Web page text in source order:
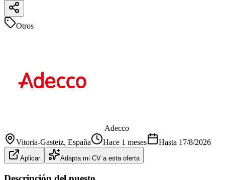
Otros
Adecco
Vitoria-Gasteiz, España Hace 1 meses Hasta 17/8/2026
Aplicar Adapta mi CV a esta oferta